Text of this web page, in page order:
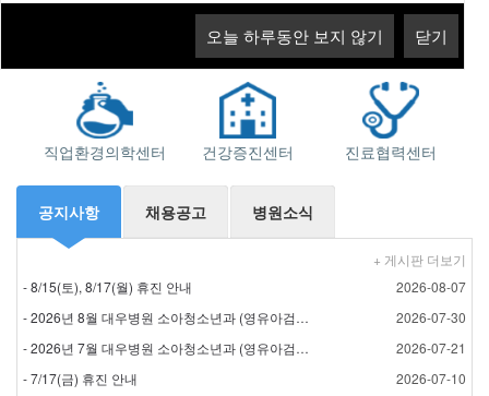
오늘 하루동안 보지 않기 닫기
오늘 하루동안 보지 않기 닫기
소화기센터 근로자건강센터
직업환경의학센터 건강증진센터 진료협력센터
공지사항 채용공고 병원소식
+ 게시판 더보기
- 8/15(토), 8/17(월) 휴진 안내
2026-08-07
- 2026년 8월 대우병원 소아청소년과 (영유아검진) 검…
2026-07-30
- 2026년 7월 대우병원 소아청소년과 (영유아검진) 검…
2026-07-21
- 7/17(금) 휴진 안내
2026-07-10